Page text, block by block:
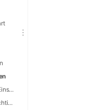
Android - Account Einstellungen
Android - Benachrichtigungseinstellungen